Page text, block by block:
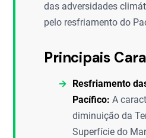
das adversidades
pelo resfriamento do
Principais
Resfriamento
Pacífico: A
diminuição da
Superfície do